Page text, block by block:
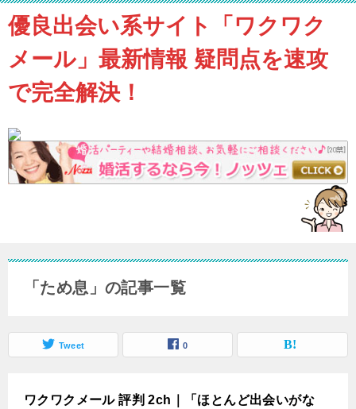
優良出会い系サイト「ワクワク
メール」最新情報 疑問点を速攻
で完全解決！
「ため息」の記事一覧
Tweet 0
ワクワクメール 評判 2ch｜「ほとんど出会いがな